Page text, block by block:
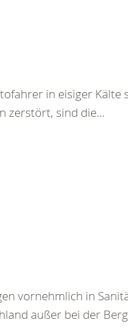
in eisiger Kälte
zerstört, sind die...
vornehmlich in
außer bei der